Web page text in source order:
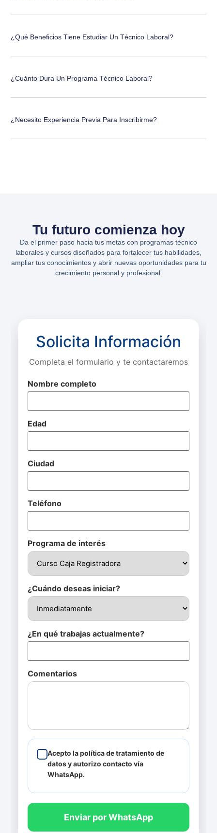
¿Qué Beneficios Tiene Estudiar Un Técnico Laboral?
¿Cuánto Dura Un Programa Técnico Laboral?
¿Necesito Experiencia Previa Para Inscribirme?
Tu futuro comienza hoy
Da el primer paso hacia tus metas con programas técnico
laborales y cursos diseñados para fortalecer tus habilidades,
ampliar tus conocimientos y abrir nuevas oportunidades para tu
crecimiento personal y profesional.
Solicita Información
Completa el formulario y te contactaremos
Nombre completo
Edad
Ciudad
Teléfono
Programa de interés
¿Cuándo deseas iniciar?
¿En qué trabajas actualmente?
Comentarios
Acepto la política de tratamiento de
datos y autorizo contacto vía
WhatsApp.
Enviar por WhatsApp